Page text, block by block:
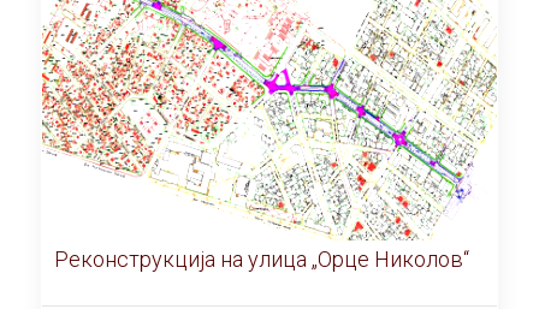
Реконструкција на улица „Орце Николов“